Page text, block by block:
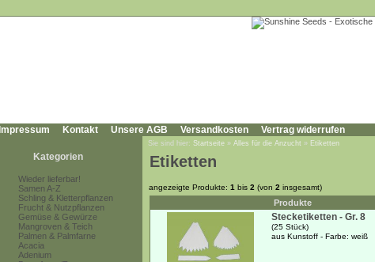
Impressum Kontakt Unsere AGB Versandkosten Vertrag widerrufen
Kategorien
Wieder lieferbar!
Samen A-Z
Schling & Kletterpflanzen
Frucht & Nutzpflanzen
Gemüse & Gewürze
Mangroven & Teich
Palmen & Palmfarne
Acacia
Adenium
Sie sind hier: Startseite » Alles für die Anzucht » Etiketten
Etiketten
angezeigte Produkte: 1 bis 2 (von 2 insgesamt)
Produkte
Stecketiketten - Gr. 8
(25 Stück)
aus Kunstoff - Farbe: weiß